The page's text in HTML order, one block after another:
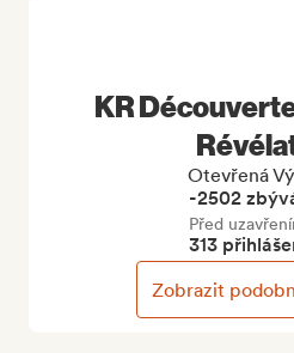
KR
Otevřená
-2502
Před
313
Zobrazit